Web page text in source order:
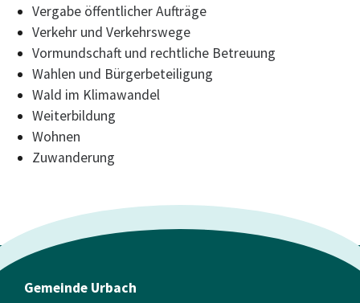
Vergabe öffentlicher Aufträge
Verkehr und Verkehrswege
Vormundschaft und rechtliche Betreuung
Wahlen und Bürgerbeteiligung
Wald im Klimawandel
Weiterbildung
Wohnen
Zuwanderung
Gemeinde Urbach